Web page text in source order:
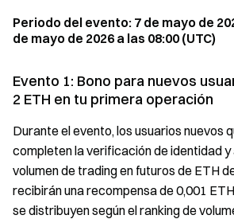
Periodo del evento: 7 de mayo de
de mayo de 2026 a las 08:00 (UTC)
Evento 1: Bono para nuevos
2 ETH en tu primera operación
Durante el evento, los usuarios nuevos
completen la verificación de identidad y
volumen de trading en futuros de ETH
recibirán una recompensa de 0,001
se distribuyen según el ranking de